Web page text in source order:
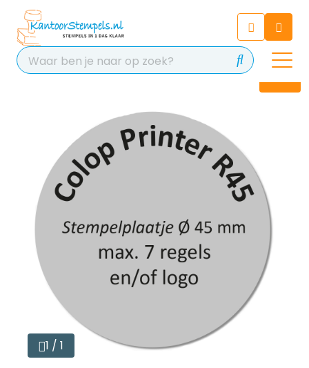
Chat 24/7 met onze chatbot
voor hulp
Contact
1 / 1